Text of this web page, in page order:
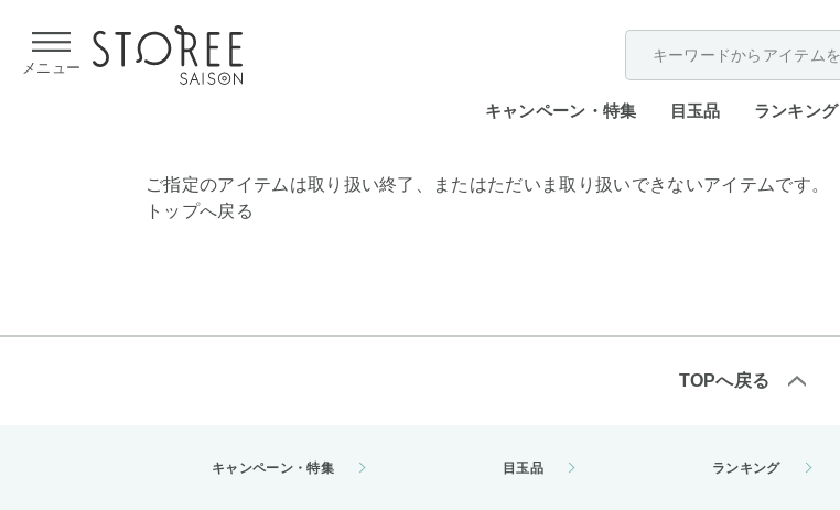
メニュー
キャンペーン・特集 目玉品 ランキング
ご指定のアイテムは取り扱い終了、またはただいま取り扱いできないアイテムです。
トップへ戻る
TOPへ戻る
キャンペーン・特集 目玉品 ランキング